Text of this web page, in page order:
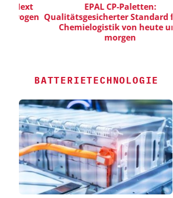
EPAL CP-Paletten:
Qualitätsgesicherter Standard für die
Chemielogistik von heute und
morgen
BATTERIETECHNOLOGIE